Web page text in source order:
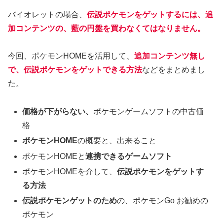
バイオレットの場合、 伝説ポケモンをゲットするには、追
加コンテンツの、藍の円盤を買わなくてはなりません。
今回、ポケモンHOMEを活用して、 追加コンテンツ無し
で、伝説ポケモンをゲットできる方法などをまとめまし
た。
価格が下がらない、 ポケモンゲームソフトの中古価
格
ポケモンHOMEの概要と、出来ること
ポケモンHOMEと連携できるゲームソフト
ポケモンHOMEを介して、伝説ポケモンをゲットす
る方法
伝説ポケモンゲットのための、ポケモンGo お勧めの
ポケモン